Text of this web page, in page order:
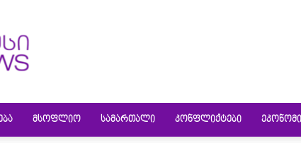
ᲛᲡᲝᲤᲚᲘᲝ ᲡᲐᲛᲐᲠᲗᲐᲚᲘ ᲙᲝᲜᲤᲚᲘᲥᲢᲔᲑᲘ